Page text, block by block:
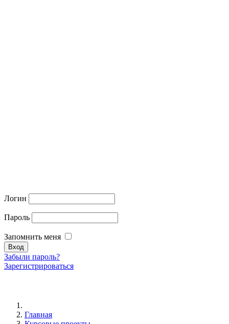
Логин
Пароль
Запомнить меня
Забыли пароль?
Зарегистрироваться
Главная